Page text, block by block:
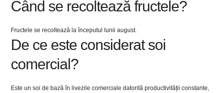
Când se recoltează fructele?
Fructele se recoltează la începutul lunii august.
De ce este considerat soi
comercial?
Este un soi de bază în livezile comerciale datorită productivității constante,